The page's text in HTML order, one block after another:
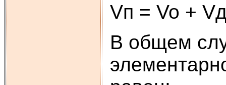
Vп = Vo +
В общем